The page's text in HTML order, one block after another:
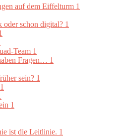
auf dem Eiffelturm 1
oder schon digital? 1
Team 1
Fragen… 1
sein? 1
1
1
ist die Leitlinie. 1